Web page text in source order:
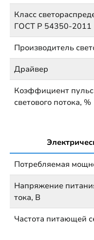
Класс
ГОСТ Р 54350-2011
Производитель
Драйвер
Коэффициент
светового потока, %
Потребляемая
Напряжение
тока, В
Частота питающей